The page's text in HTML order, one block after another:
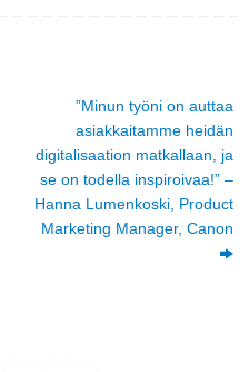
”Minun työni on auttaa
asiakkaitamme heidän
digitalisaation matkallaan, ja
se on todella inspiroivaa!” –
Hanna Lumenkoski, Product
Marketing Manager, Canon